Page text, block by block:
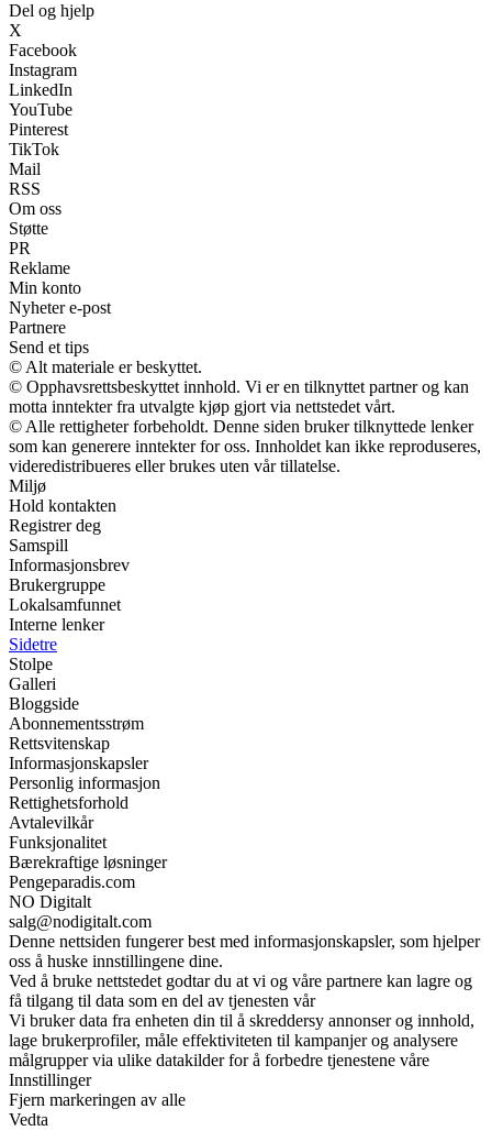
Del og hjelp
X
Facebook
Instagram
LinkedIn
YouTube
Pinterest
TikTok
Mail
RSS
Om oss
Støtte
PR
Reklame
Min konto
Nyheter e-post
Partnere
Send et tips
© Alt materiale er beskyttet.
© Opphavsrettsbeskyttet innhold. Vi er en tilknyttet partner og kan
motta inntekter fra utvalgte kjøp gjort via nettstedet vårt.
© Alle rettigheter forbeholdt. Denne siden bruker tilknyttede lenker
som kan generere inntekter for oss. Innholdet kan ikke reproduseres,
videredistribueres eller brukes uten vår tillatelse.
Miljø
Hold kontakten
Registrer deg
Samspill
Informasjonsbrev
Brukergruppe
Lokalsamfunnet
Interne lenker
Sidetre
Stolpe
Galleri
Bloggside
Abonnementsstrøm
Rettsvitenskap
Informasjonskapsler
Personlig informasjon
Rettighetsforhold
Avtalevilkår
Funksjonalitet
Bærekraftige løsninger
Pengeparadis.com
NO Digitalt
salg@nodigitalt.com
Denne nettsiden fungerer best med informasjonskapsler, som hjelper
oss å huske innstillingene dine.
Ved å bruke nettstedet godtar du at vi og våre partnere kan lagre og
få tilgang til data som en del av tjenesten vår
Vi bruker data fra enheten din til å skreddersy annonser og innhold,
lage brukerprofiler, måle effektiviteten til kampanjer og analysere
målgrupper via ulike datakilder for å forbedre tjenestene våre
Innstillinger
Fjern markeringen av alle
Vedta